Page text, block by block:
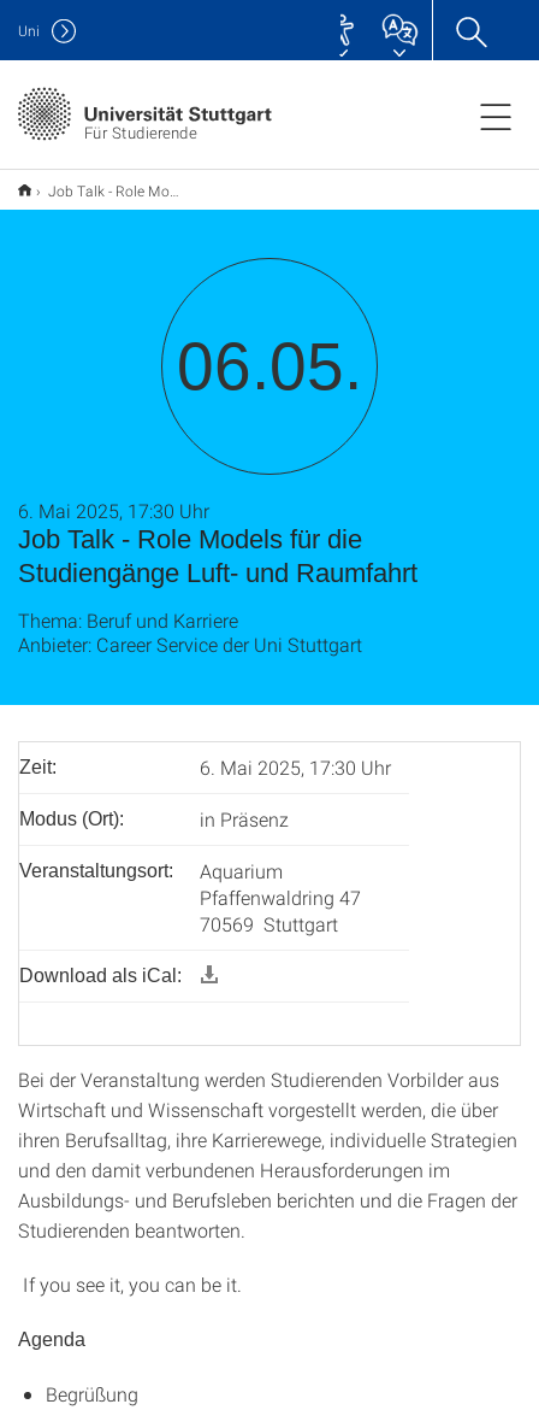
Für Studierende
Uni
Job Talk - Role Models für die Studiengänge Luft- und Raumfahrt
06.05.
Job Talk - Role Models für die
Studiengänge Luft- und Raumfahrt
6. Mai 2025, 17:30 Uhr
Thema: Beruf und Karriere
Anbieter: Career Service der Uni Stuttgart
Zeit: 6. Mai 2025, 17:30 Uhr
Modus (Ort): in Präsenz
Veranstaltungsort:
Aquarium
Pfaffenwaldring 47
70569 Stuttgart
Download als iCal:
Bei der Veranstaltung werden Studierenden Vorbilder aus
Wirtschaft und Wissenschaft vorgestellt werden, die über
ihren Berufsalltag, ihre Karrierewege, individuelle Strategien
und den damit verbundenen Herausforderungen im
Ausbildungs- und Berufsleben berichten und die Fragen der
Studierenden beantworten.
If you see it, you can be it.
Agenda
Begrüßung